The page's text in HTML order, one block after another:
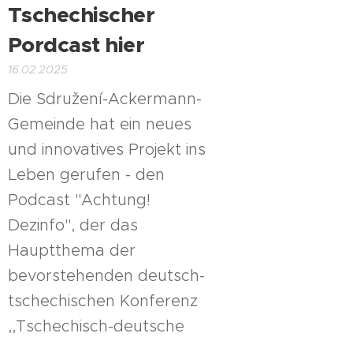
Tschechischer
Pordcast hier
16.02.2025
Die Sdružení-Ackermann-
Gemeinde hat ein neues
und innovatives Projekt ins
Leben gerufen - den
Podcast "Achtung!
Dezinfo", der das
Hauptthema der
bevorstehenden deutsch-
tschechischen Konferenz
,,Tschechisch-deutsche